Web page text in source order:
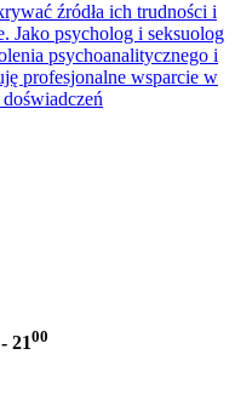
źródła ich trudności i
Jako psycholog i seksuolog
psychoanalitycznego i
profesjonalne wsparcie w
- 2100